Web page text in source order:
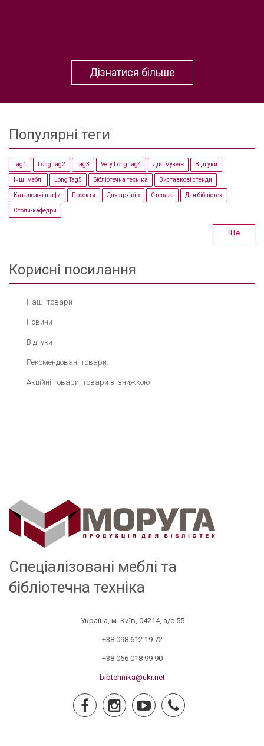
Дізнатися більше
Популярні теги
Tag1 Long Tag2 Tag3 Very Long Tag4 Для музеїв Відгуки
Інші меблі Long Tag5 Бібліотечна техніка Виставкові стенди
Каталожні шафи Проекти Для архівів Стелажі Для бібліотек
Столи-кафедри
Ще
Корисні посилання
Наші товари
Новини
Відгуки
Рекомендовані товари.
Акційні товари, товари зі знижкою
Спеціалізовані меблі та
бібліотечна техніка
Україна, м. Київ, 04214, а/с 55
+38 098 612 19 72
+38 066 018 99 90
bibtehnika@ukr.net